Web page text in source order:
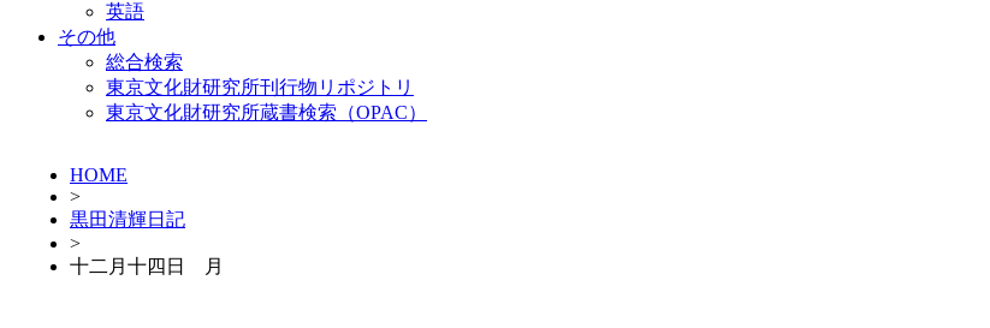
英語
その他
総合検索
東京文化財研究所刊行物リポジトリ
東京文化財研究所蔵書検索（OPAC）
HOME
>
黒田清輝日記
>
十二月十四日 月